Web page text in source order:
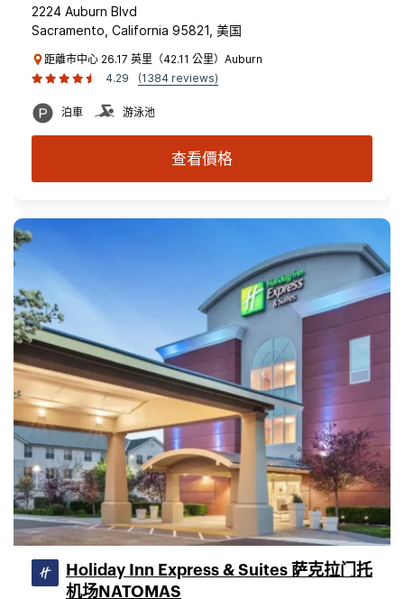
2224 Auburn Blvd
Sacramento, California 95821, 美国
距離市中心 26.17 英里（42.11 公里）Auburn
4.29
(1384 reviews)
泊車 游泳池
查看價格
Holiday Inn Express & Suites 萨克拉门托
机场NATOMAS